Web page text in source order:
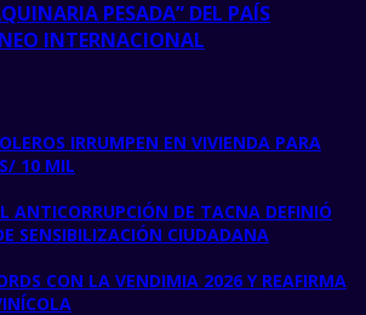
PESADA” DEL PAÍS
INTERNACIONAL
IRRUMPEN EN VIVIENDA PARA
10 MIL
ANTICORRUPCIÓN DE TACNA DEFINIÓ
SENSIBILIZACIÓN CIUDADANA
CON LA VENDIMIA 2026 Y REAFIRMA